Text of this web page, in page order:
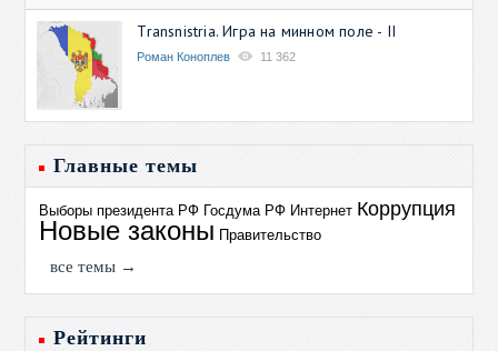
Transnistria. Игра на минном поле - II
Роман Коноплев 11 362
Главные темы
Выборы президента РФ Госдума РФ Интернет Коррупция
Новые законы Правительство
все темы →
Рейтинги